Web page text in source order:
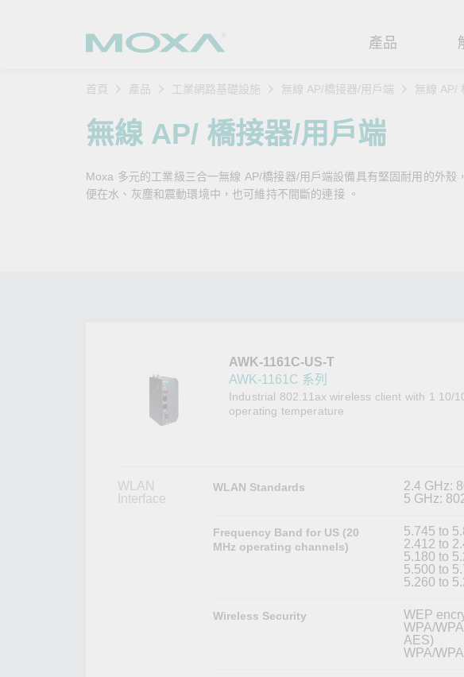
產品
工業網路基礎設施
安全路由器
網路安全設備
產業聚焦
軌道運輸
產品支援
產品 FAQs
購買方式
關於我們
緣起與創新
新聞與活動
首頁 產品 工業網路基礎設施 無線 AP/橋接器/用戶端 無線 AP/
無線 AP/ 橋接器/用戶端
Moxa 多元的工業級三合一無線 AP/橋接器/用戶端設備具有堅固耐用的外殼
便在水、灰塵和震動環境中，也可維持不間斷的連接 。
AWK-1161C-US-T
AWK-1161C 系列
Industrial 802.11ax wireless client with 1 10/
operating temperature
WLAN
Interface
WLAN Standards
2.4 GHz:
5 GHz:
Frequency Band for US (20
MHz operating channels)
5.745 to
2.412 to
5.180 to
5.500 to
5.260 to
Wireless Security
WEP
WPA/
AES)
WPA/